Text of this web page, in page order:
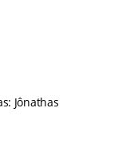
Jônathas